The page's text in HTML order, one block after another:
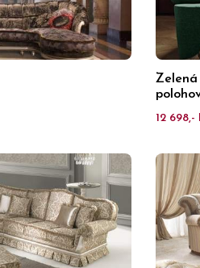
12 698,-